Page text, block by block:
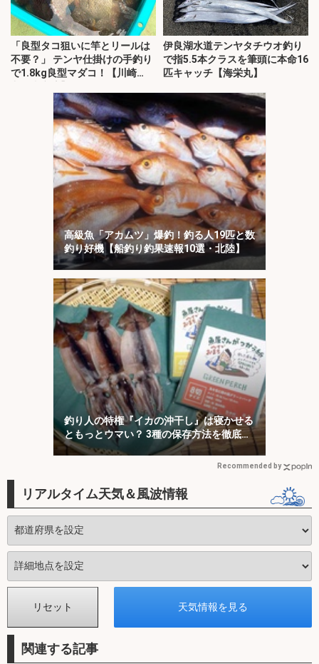
「良型タコ狙いに竿とリールは
不要？」 テンヤ仕掛けの手釣り
で1.8kg良型マダコ！【川崎
伊良湖水道テンヤタチウオ釣り
で指5.5本クラスを筆頭に本命16
匹キャッチ【海栄丸】
高級魚「アカムツ」爆釣！釣る人19匹と数
釣り好機【船釣り釣果速報10選・北陸】
釣り人の特権『イカの沖干し』は寝かせる
ともっとウマい？ 3種の保存方法を徹底検
証
Recommended by
リアルタイム天気＆風波情報
関連する記事